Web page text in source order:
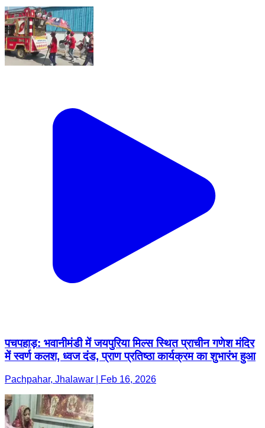
पचपहाड़: भवानीमंडी में जयपुरिया मिल्स स्थित प्राचीन गणेश मंदिर
में स्वर्ण कलश, ध्वज दंड, प्राण प्रतिष्ठा कार्यक्रम का शुभारंभ हुआ
Pachpahar, Jhalawar | Feb 16, 2026